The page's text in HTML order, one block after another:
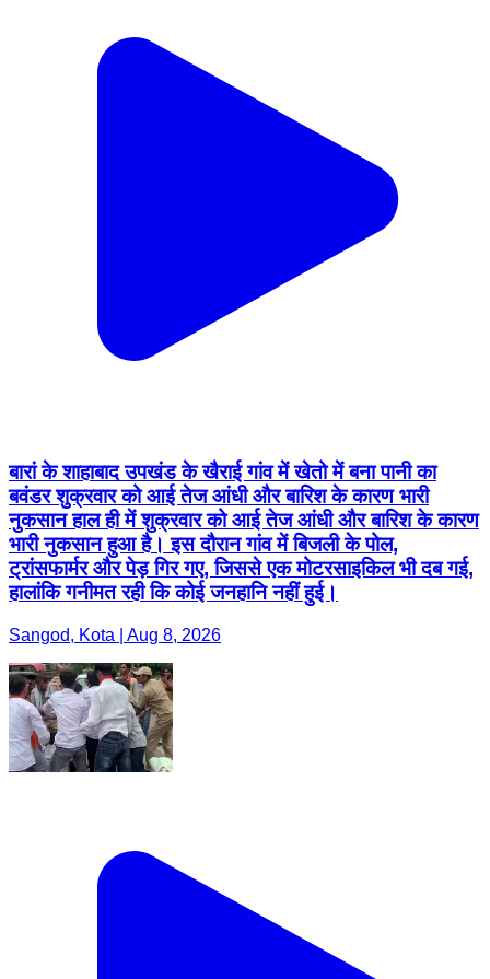
बारां के शाहाबाद उपखंड के खैराई गांव में खेतो में बना पानी का
बवंडर शुक्रवार को आई तेज आंधी और बारिश के कारण भारी
नुकसान हाल ही में शुक्रवार को आई तेज आंधी और बारिश के कारण
भारी नुकसान हुआ है। इस दौरान गांव में बिजली के पोल,
ट्रांसफार्मर और पेड़ गिर गए, जिससे एक मोटरसाइकिल भी दब गई,
हालांकि गनीमत रही कि कोई जनहानि नहीं हुई।
Sangod, Kota | Aug 8, 2026